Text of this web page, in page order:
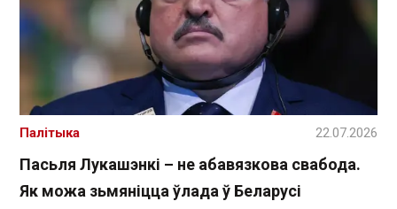
Пасьля Лукашэнкі – не абавязкова свабода.
Як можа зьмяніцца ўлада ў Беларусі
Палітыка 22.07.2026